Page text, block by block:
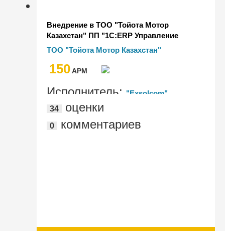
Внедрение в ТОО "Тойота Мотор
Казахстан" ПП "1С:ERP Управление
предприятием для Казахстана"
ТОО "Тойота Мотор Казахстан"
150AРМ
Исполнитель: "Exsolcom"
34
оценки
0 комментариев